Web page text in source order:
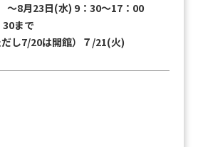
8月23日(水) 9：30～17：00
まで
し7/20は開館）７/21(火)